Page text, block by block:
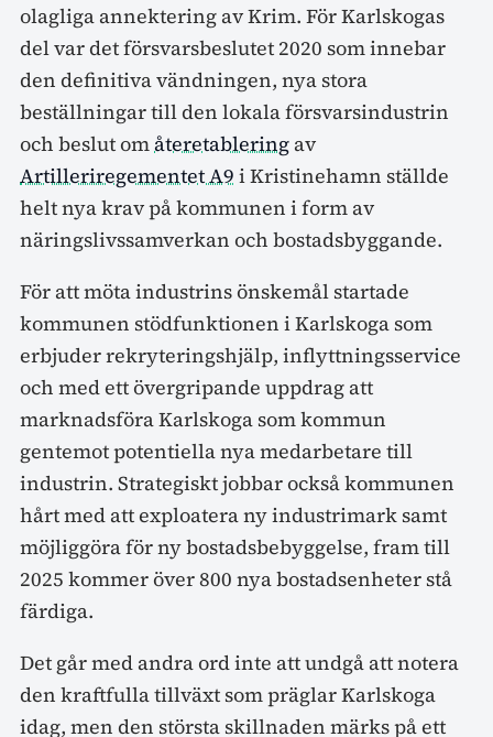
olagliga annektering av Krim. För Karlskogas
del var det försvarsbeslutet 2020 som innebar
den definitiva vändningen, nya stora
beställningar till den lokala försvarsindustrin
och beslut om återetablering av
Artilleriregementet A9 i Kristinehamn ställde
helt nya krav på kommunen i form av
näringslivssamverkan och bostadsbyggande.
För att möta industrins önskemål startade
kommunen stödfunktionen i Karlskoga som
erbjuder rekryteringshjälp, inflyttningsservice
och med ett övergripande uppdrag att
marknadsföra Karlskoga som kommun
gentemot potentiella nya medarbetare till
industrin. Strategiskt jobbar också kommunen
hårt med att exploatera ny industrimark samt
möjliggöra för ny bostadsbebyggelse, fram till
2025 kommer över 800 nya bostadsenheter stå
färdiga.
Det går med andra ord inte att undgå att notera
den kraftfulla tillväxt som präglar Karlskoga
idag, men den största skillnaden märks på ett